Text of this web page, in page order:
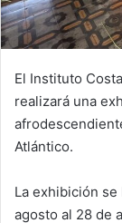
El Instituto
realizará una
Atlántico.
La exhibición
agosto al 28 de